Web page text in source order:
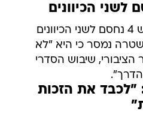
המשטרה הודיעה כי כביש 4 נחסם לשני הכיוונים
נמסר כי היא "לא
שיבוש הסדרי
"לכבד את הזכות